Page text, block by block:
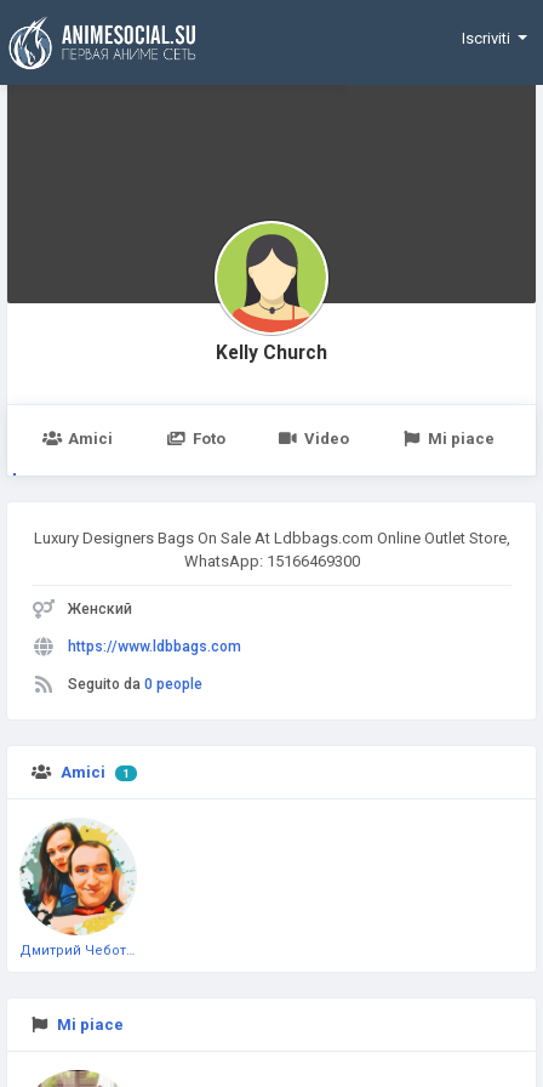
Funding
Iscriviti
Kelly Church
Amici Foto Video Mi piace
Luxury Designers Bags On Sale At Ldbbags.com Online Outlet Store,
WhatsApp: 15166469300
Женский
https://www.ldbbags.com
Seguito da 0 people
Amici 1
Mi piace